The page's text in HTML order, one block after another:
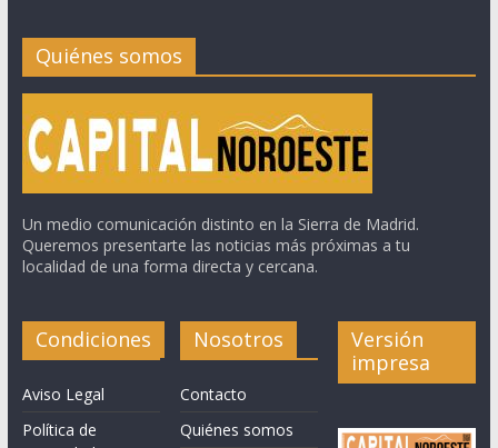
Quiénes somos
Un medio comunicación distinto en la Sierra de Madrid.
Queremos presentarte las noticias más próximas a tu
localidad de una forma directa y cercana.
Condiciones
Aviso Legal
Política de
Nosotros
Contacto
Quiénes somos
Versión
impresa